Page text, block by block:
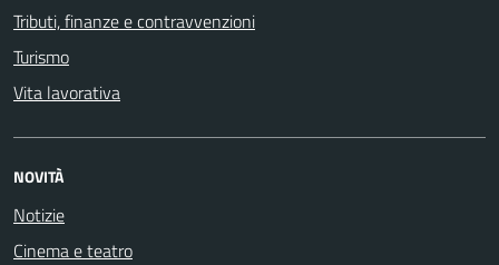
Tributi, finanze e contravvenzioni
Turismo
Vita lavorativa
NOVITÀ
Notizie
Cinema e teatro